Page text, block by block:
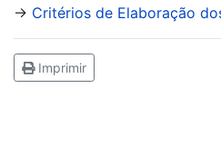
→ Critérios de Elaboração
Imprimir